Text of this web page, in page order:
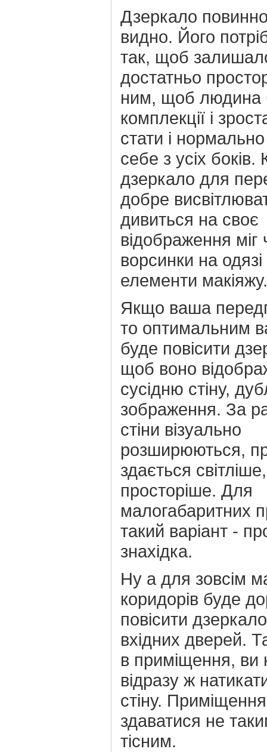
Дзеркало
видно. Його
так, щоб
достатньо
ним, щоб людина
комплекції і
стати і
себе з усіх боків.
дзеркало для
добре
дивиться на своє
відображення міг
ворсинки на
елементи макіяжу.
Якщо ваша
то оптимальним
буде повісити
щоб воно
сусідню стіну,
зображення. За
стіни візуально
розширюються,
здається світліше,
просторіше. Для
малогабаритних
такий варіант -
знахідка.
Ну а для зовсім
коридорів буде
повісити
вхідних дверей.
в приміщення, ви
відразу ж
стіну.
здаватися не
тісним.